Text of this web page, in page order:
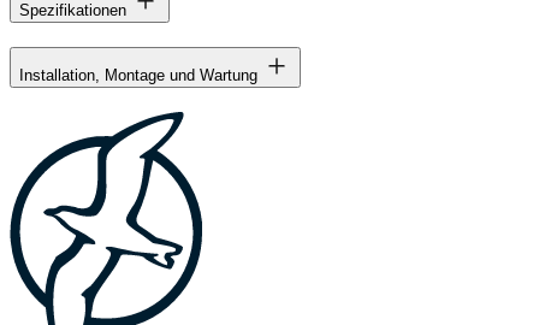
Spezifikationen
Installation, Montage und Wartung